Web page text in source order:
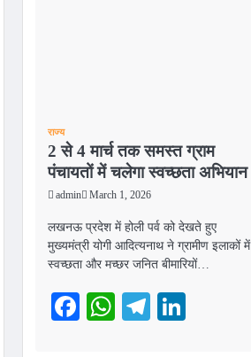
राज्य
2 से 4 मार्च तक समस्त ग्राम
पंचायतों में चलेगा स्वच्छता अभियान
admin March 1, 2026
लखनऊ प्रदेश में होली पर्व को देखते हुए
मुख्यमंत्री योगी आदित्यनाथ ने ग्रामीण इलाकों में
स्वच्छता और मच्छर जनित बीमारियों…
Facebook
WhatsApp
Telegram